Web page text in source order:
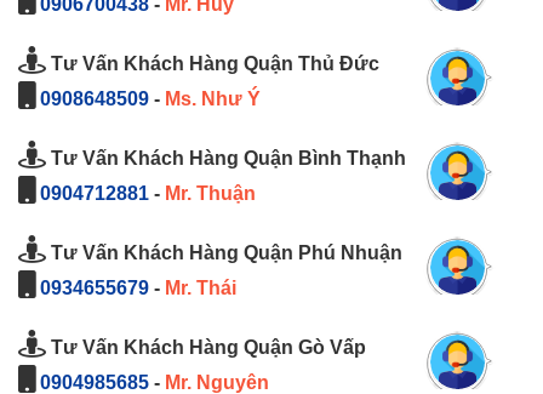
Tư Vấn Khách Hàng Quận Thủ Đức
0908648509 - Ms. Như Ý
Tư Vấn Khách Hàng Quận Bình Thạnh
0904712881 - Mr. Thuận
Tư Vấn Khách Hàng Quận Phú Nhuận
0934655679 - Mr. Thái
Tư Vấn Khách Hàng Quận Gò Vấp
0904985685 - Mr. Nguyên